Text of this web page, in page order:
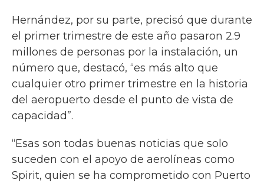
Hernández, por su parte, precisó que durante
el primer trimestre de este año pasaron 2.9
millones de personas por la instalación, un
número que, destacó, “es más alto que
cualquier otro primer trimestre en la historia
del aeropuerto desde el punto de vista de
capacidad”.
“Esas son todas buenas noticias que solo
suceden con el apoyo de aerolíneas como
Spirit, quien se ha comprometido con Puerto